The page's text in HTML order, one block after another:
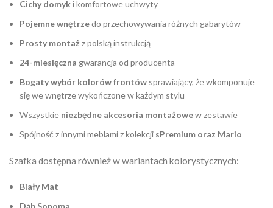
Cichy domyki komfortowe uchwyty
Pojemne wnętrzedo przechowywania różnych gabarytów
Prosty montaż z polską instrukcją
24-miesięczna gwarancja od producenta
Bogaty wybór kolorów frontów sprawiający, że wkomponuje
się we wnętrze wykończone w każdym stylu
Wszystkie niezbędne akcesoria montażowew zestawie
Spójność z innymi meblami z kolekcji sPremium oraz Mario
Szafka dostępna również w wariantach kolorystycznych:
Biały Mat
Dąb Sonoma